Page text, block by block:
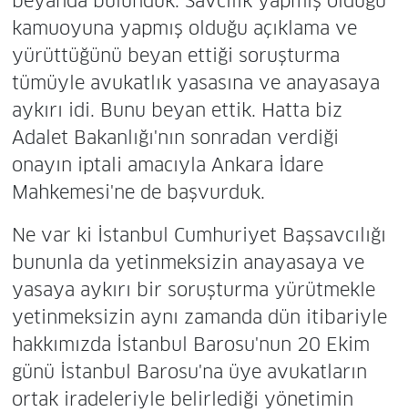
kamuoyuna yapmış olduğu açıklama ve
yürüttüğünü beyan ettiği soruşturma
tümüyle avukatlık yasasına ve anayasaya
aykırı idi. Bunu beyan ettik. Hatta biz
Adalet Bakanlığı'nın sonradan verdiği
onayın iptali amacıyla Ankara İdare
Mahkemesi'ne de başvurduk.
Ne var ki İstanbul Cumhuriyet Başsavcılığı
bununla da yetinmeksizin anayasaya ve
yasaya aykırı bir soruşturma yürütmekle
yetinmeksizin aynı zamanda dün itibariyle
hakkımızda İstanbul Barosu'nun 20 Ekim
günü İstanbul Barosu'na üye avukatların
ortak iradeleriyle belirlediği yönetimin